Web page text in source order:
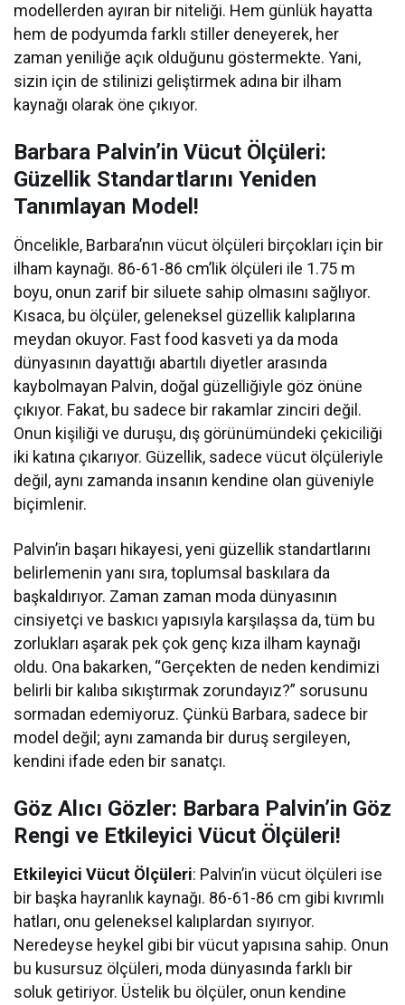
modellerden ayıran bir niteliği. Hem günlük hayatta
hem de podyumda farklı stiller deneyerek, her
zaman yeniliğe açık olduğunu göstermekte. Yani,
sizin için de stilinizi geliştirmek adına bir ilham
kaynağı olarak öne çıkıyor.
Barbara Palvin’in Vücut Ölçüleri:
Güzellik Standartlarını Yeniden
Tanımlayan Model!
Öncelikle, Barbara’nın vücut ölçüleri birçokları için bir
ilham kaynağı. 86-61-86 cm’lik ölçüleri ile 1.75 m
boyu, onun zarif bir siluete sahip olmasını sağlıyor.
Kısaca, bu ölçüler, geleneksel güzellik kalıplarına
meydan okuyor. Fast food kasveti ya da moda
dünyasının dayattığı abartılı diyetler arasında
kaybolmayan Palvin, doğal güzelliğiyle göz önüne
çıkıyor. Fakat, bu sadece bir rakamlar zinciri değil.
Onun kişiliği ve duruşu, dış görünümündeki çekiciliği
iki katına çıkarıyor. Güzellik, sadece vücut ölçüleriyle
değil, aynı zamanda insanın kendine olan güveniyle
biçimlenir.
Palvin’in başarı hikayesi, yeni güzellik standartlarını
belirlemenin yanı sıra, toplumsal baskılara da
başkaldırıyor. Zaman zaman moda dünyasının
cinsiyetçi ve baskıcı yapısıyla karşılaşsa da, tüm bu
zorlukları aşarak pek çok genç kıza ilham kaynağı
oldu. Ona bakarken, “Gerçekten de neden kendimizi
belirli bir kalıba sıkıştırmak zorundayız?” sorusunu
sormadan edemiyoruz. Çünkü Barbara, sadece bir
model değil; aynı zamanda bir duruş sergileyen,
kendini ifade eden bir sanatçı.
Göz Alıcı Gözler: Barbara Palvin’in Göz
Rengi ve Etkileyici Vücut Ölçüleri!
Etkileyici Vücut Ölçüleri: Palvin’in vücut ölçüleri ise
bir başka hayranlık kaynağı. 86-61-86 cm gibi kıvrımlı
hatları, onu geleneksel kalıplardan sıyırıyor.
Neredeyse heykel gibi bir vücut yapısına sahip. Onun
bu kusursuz ölçüleri, moda dünyasında farklı bir
soluk getiriyor. Üstelik bu ölçüler, onun kendine